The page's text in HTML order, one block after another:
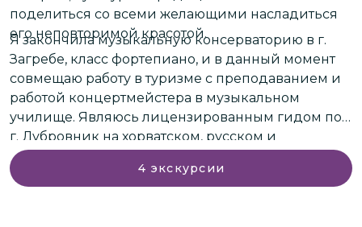
поделиться со всеми желающими насладиться
его неповторимой красотой.
Я закончила музыкальную консерваторию в г.
Загребе, класс фортепиано, и в данный момент
совмещаю работу в туризме с преподаванием и
работой концертмейстера в музыкальном
училище. Являюсь лицензированным гидом по
г. Дубровник на хорватском, русском и
английском языках, и в туризме работаю с 1999.г.
4 экскурсии